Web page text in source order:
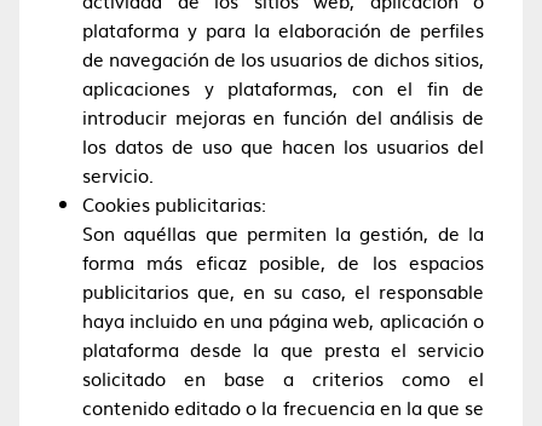
plataforma y para la elaboración de perfiles
de navegación de los usuarios de dichos sitios,
aplicaciones y plataformas, con el fin de
introducir mejoras en función del análisis de
los datos de uso que hacen los usuarios del
servicio.
Cookies publicitarias:
Son aquéllas que permiten la gestión, de la
forma más eficaz posible, de los espacios
publicitarios que, en su caso, el responsable
haya incluido en una página web, aplicación o
plataforma desde la que presta el servicio
solicitado en base a criterios como el
contenido editado o la frecuencia en la que se